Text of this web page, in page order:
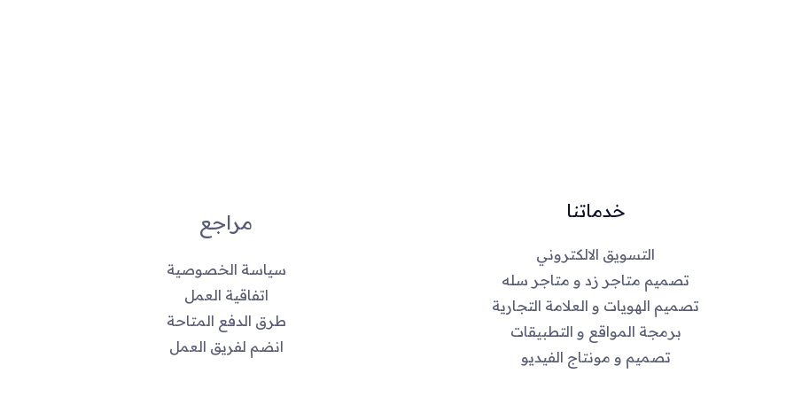
خدماتنا
التسويق الالكتروني
تصميم متاجر زد و متاجر سله
تصميم الهويات و العلامة التجارية
برمجة المواقع و التطبيقات
تصميم و مونتاج الفيديو
مراجع
سياسة الخصوصية
اتفاقية العمل
طرق الدفع المتاحة
انضم لفريق العمل